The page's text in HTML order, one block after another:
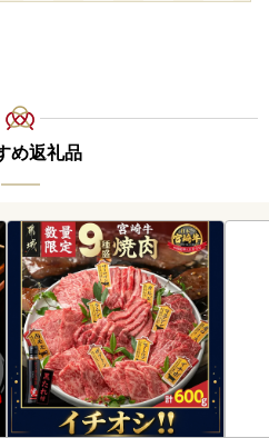
め返礼品